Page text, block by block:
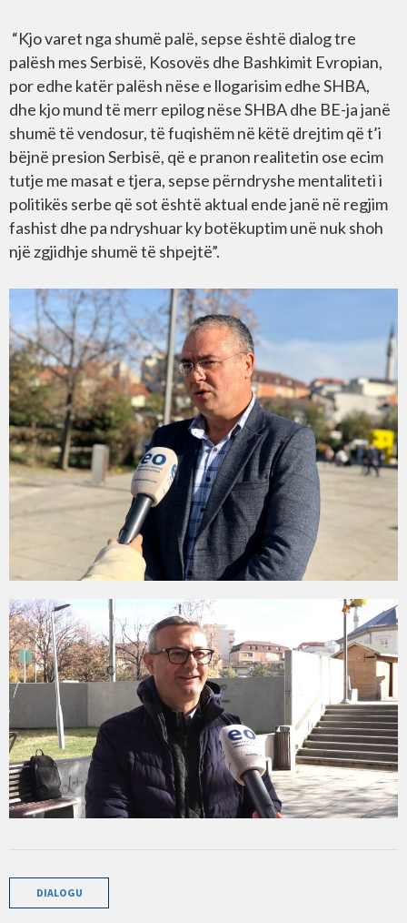
“Kjo varet nga shumë palë, sepse është dialog tre
palësh mes Serbisë, Kosovës dhe Bashkimit Evropian,
por edhe katër palësh nëse e llogarisim edhe SHBA,
dhe kjo mund të merr epilog nëse SHBA dhe BE-ja janë
shumë të vendosur, të fuqishëm në këtë drejtim që t’i
bëjnë presion Serbisë, që e pranon realitetin ose ecim
tutje me masat e tjera, sepse përndryshe mentaliteti i
politikës serbe që sot është aktual ende janë në regjim
fashist dhe pa ndryshuar ky botëkuptim unë nuk shoh
një zgjidhje shumë të shpejtë”.
DIALOGU